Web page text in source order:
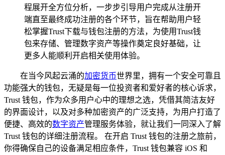
程展开全方位分析，一步步引导用户完成从注册开
端直至最终成功注册的各个环节，旨在帮助用户轻
松掌握Trust下载与钱包注册的方法，为使用Trust钱
包来存储、管理数字资产等操作奠定良好基础，让
更多人能顺利开启相关使用体验。
在当今风起云涌的加密货币世界里，拥有一个安全可靠且
功能强大的钱包，无疑是每一位投资者和爱好者的核心诉求，
Trust 钱包，作为众多用户心中的理想之选，凭借其简洁友好
的界面设计，以及对多种加密资产的广泛支持，为用户打造了
便捷、高效的数字资产管理服务体验，就让我们一同深入了解
Trust 钱包的详细注册流程。 在开启 Trust 钱包的注册之旅前，
你得确保自己的设备满足相应条件，Trust 钱包兼容 iOS 和